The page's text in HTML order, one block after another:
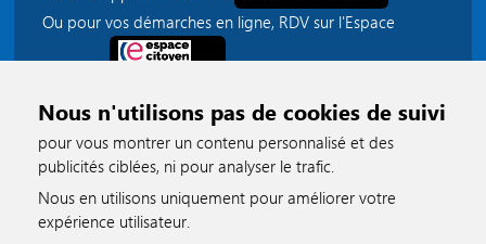
Nous n'utilisons pas de cookies de suivi
pour vous montrer un contenu personnalisé et des
publicités ciblées, ni pour analyser le trafic.
Nous en utilisons uniquement pour améliorer votre
expérience utilisateur.
Ou pour vos démarches en ligne, RDV sur l'Espace
Calendrier des fréquentations :
Délivrance de prestations.pdf
Plateforme téléphonique 03 26 69 38 38.pdf
accessible